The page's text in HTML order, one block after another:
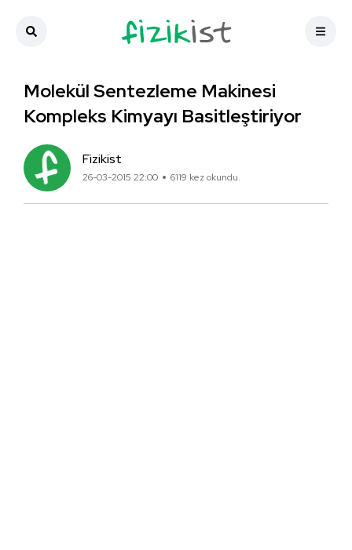
Molekül Sentezleme Makinesi
Kompleks Kimyayı Basitleştiriyor
Fizikist
26-03-2015 22:00 6119 kez okundu.